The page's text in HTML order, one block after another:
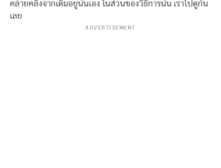
คล้ายคลึงจากเดิมอยู่นั่นเอง ในส่วนของวิธีการนั้น เราไปดูกัน
เลย
ADVERTISEMENT